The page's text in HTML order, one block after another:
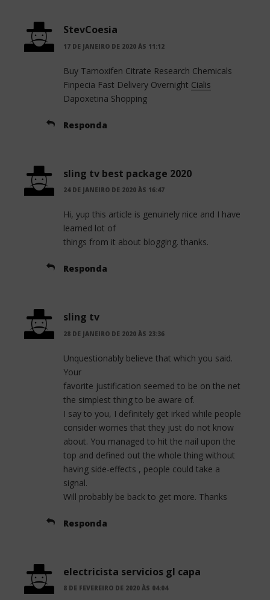
StevCoesia
17 DE JANEIRO DE 2020 ÀS 11:12
Buy Tamoxifen Citrate Research Chemicals
Finpecia Fast Delivery Overnight Cialis
Dapoxetina Shopping
Responda
sling tv best package 2020
24 DE JANEIRO DE 2020 ÀS 16:47
Hi, yup this article is genuinely nice and I have
learned lot of
things from it about blogging. thanks.
Responda
sling tv
28 DE JANEIRO DE 2020 ÀS 23:36
Unquestionably believe that which you said.
Your
favorite justification seemed to be on the net
the simplest thing to be aware of.
I say to you, I definitely get irked while people
consider worries that they just do not know
about. You managed to hit the nail upon the
top and defined out the whole thing without
having side-effects , people could take a
signal.
Will probably be back to get more. Thanks
Responda
electricista servicios gl capa
8 DE FEVEREIRO DE 2020 ÀS 04:04